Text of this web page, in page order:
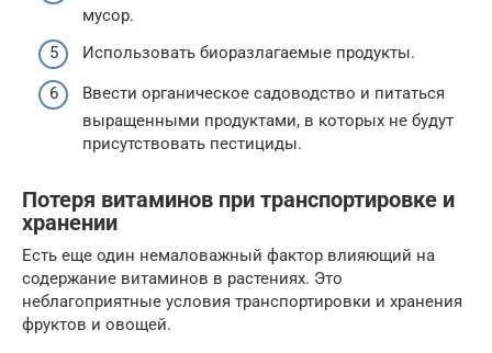
мусор.
Использовать биоразлагаемые продукты.
Ввести органическое садоводство и питаться
выращенными продуктами, в которых не будут
присутствовать пестициды.
Потеря витаминов при транспортировке и
хранении
Есть еще один немаловажный фактор влияющий на
содержание витаминов в растениях. Это
неблагоприятные условия транспортировки и хранения
фруктов и овощей.